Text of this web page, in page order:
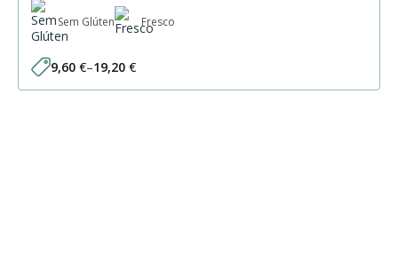
Sem Glúten Fresco
9,60 €–19,20 €
Price
range: